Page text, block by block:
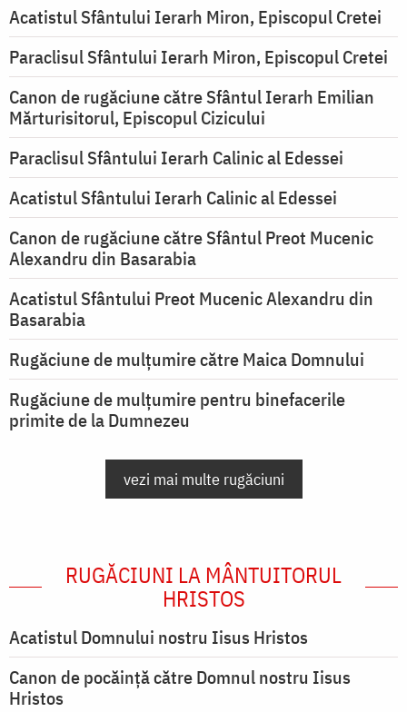
Acatistul Sfântului Ierarh Miron, Episcopul Cretei
Paraclisul Sfântului Ierarh Miron, Episcopul Cretei
Canon de rugăciune către Sfântul Ierarh Emilian
Mărturisitorul, Episcopul Cizicului
Paraclisul Sfântului Ierarh Calinic al Edessei
Acatistul Sfântului Ierarh Calinic al Edessei
Canon de rugăciune către Sfântul Preot Mucenic
Alexandru din Basarabia
Acatistul Sfântului Preot Mucenic Alexandru din
Basarabia
Rugăciune de mulţumire către Maica Domnului
Rugăciune de mulțumire pentru binefacerile
primite de la Dumnezeu
vezi mai multe rugăciuni
RUGĂCIUNI LA MÂNTUITORUL
HRISTOS
Acatistul Domnului nostru Iisus Hristos
Canon de pocăință către Domnul nostru Iisus
Hristos